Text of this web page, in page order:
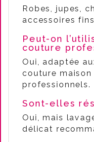
Robes, jupes,
accessoires
Peut-on
couture
Oui, adaptée
couture
professionnels.
Sont-elles
Oui, mais
délicat